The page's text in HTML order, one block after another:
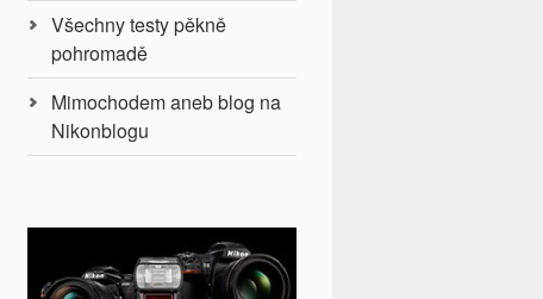
Všechny testy pěkně
pohromadě
Mimochodem aneb blog na
Nikonblogu